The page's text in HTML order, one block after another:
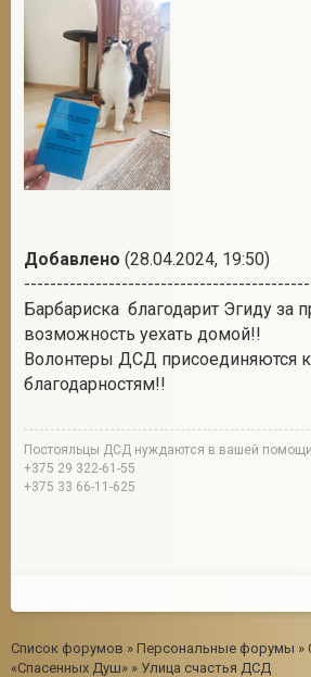
Добавлено (28.04.2024, 19:50)
Барбариска благодарит Эгиду за
возможность уехать домой!!
Волонтеры ДСД присоединяются
благодарностям!!
Постояльцы ДСД нуждаются в вашей помощи
+375 29 322-61-55
+375 33 66-11-625
Список форумов » Персональные форумы »
«Спасенных Душ» » Улица счастья ДСД